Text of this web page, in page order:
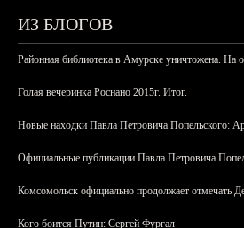
ИЗ БЛОГОВ
Районная библиотека в Амурске уничтожена. На
Голая вечеринка Роснано 2015г. Итог.
Новые находки Павла Петровича Попельского:
Официальные публикации Павла Петровича
Комсомольск официально продолжает отмечать
Кого боится Путин: Сергей Фургал